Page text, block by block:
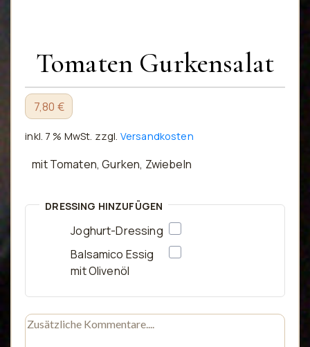
Tomaten Gurkensalat
7,80 €
inkl. 7 % MwSt. zzgl. Versandkosten
mit Tomaten, Gurken, Zwiebeln
DRESSING HINZUFÜGEN
Joghurt-Dressing
Balsamico Essig
mit Olivenöl